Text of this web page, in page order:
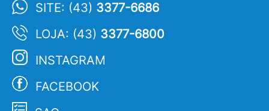
SITE: (43) 3377-6686
LOJA: (43) 3377-6800
INSTAGRAM
FACEBOOK